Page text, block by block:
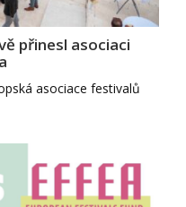
přinesl asociaci
asociace festivalů